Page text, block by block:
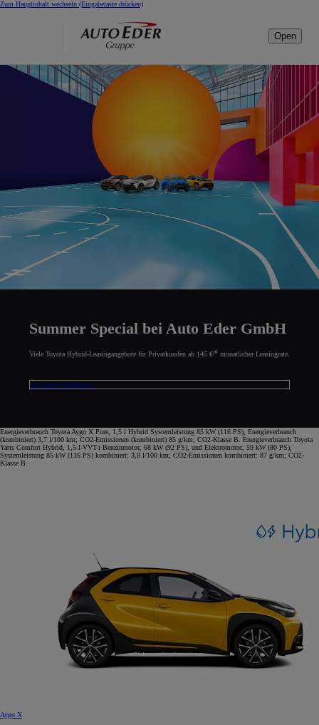
Zum Hauptinhalt wechseln (Eingabetaste drücken)
Open
Summer Special bei Auto Eder GmbH
Viele Toyota Hybrid-Leasingangebote für Privatkunden ab 145 €¹⁰ monatlicher Leasingrate.
Zu unseren Angeboten
Energieverbrauch Toyota Aygo X Pure, 1,5 l Hybrid Systemleistung 85 kW (116 PS), Energieverbrauch
(kombiniert) 3,7 l/100 km; CO2-Emissionen (kombiniert) 85 g/km; CO2-Klasse B. Energieverbrauch Toyota
Yaris Comfort Hybrid, 1,5-l-VVT-i Benzinmotor, 68 kW (92 PS), und Elektromotor, 59 kW (80 PS),
Systemleistung 85 kW (116 PS) kombiniert: 3,8 l/100 km; CO2-Emissionen kombiniert: 87 g/km; CO2-
Klasse B.
Aygo X